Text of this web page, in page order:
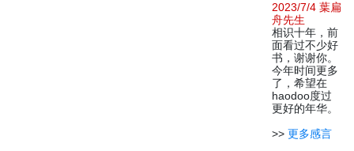
2023/7/4 葉扁
舟先生
相识十年，前
面看过不少好
书，谢谢你。
今年时间更多
了，希望在
haodoo度过
更好的年华。
>> 更多感言